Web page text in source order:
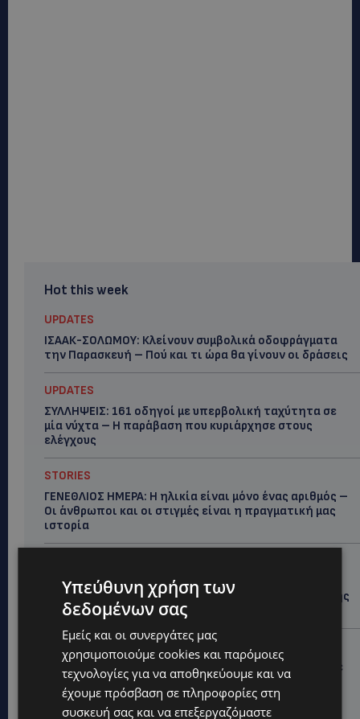
Hot this week
UPDATES
ΙΣΑΑΚ-ΣΟΛΩΜΟΥ: Κλείνουν συμβολικά οδοφράγματα
την Παρασκευή – Πού και τι ώρα θα γίνουν οι δράσεις
UPDATES
ΣΥΛΛΗΨΕΙΣ: 161 οδηγοί με υπερβολική ταχύτητα σε
μία νύχτα – Η παράβαση που κυριάρχησε στους
ελέγχους
STORIES
ΓΕΝΕΘΛΙΟΣ ΗΜΕΡΑ: Η ηλικία είναι μόνο ένας αριθμός –
Οι άνθρωποι και οι στιγμές είναι η πραγματική μας
ιστορία
ΕΛΕΝΑ ΑΝΤΩΝΙΑΔΟΥ: Αγώνας ζωής για τη 37χρονη
μητέρα τριών παιδιών – Έρανος για τη θεραπεία της
στην Αγγλία
UPDATES
ΚΑΤΑΓΓΕΛΙΑ: Για άνδρα που φέρεται να παρενοχλούσε
γυναίκες στο Δασούδι – Σε εξέλιξη οι αστυνομικές
έρευνες
Υπεύθυνη χρήση των
δεδομένων σας
Εμείς και οι συνεργάτες μας
χρησιμοποιούμε cookies και παρόμοιες
τεχνολογίες για να αποθηκεύουμε και να
έχουμε πρόσβαση σε πληροφορίες στη
συσκευή σας και να επεξεργαζόμαστε